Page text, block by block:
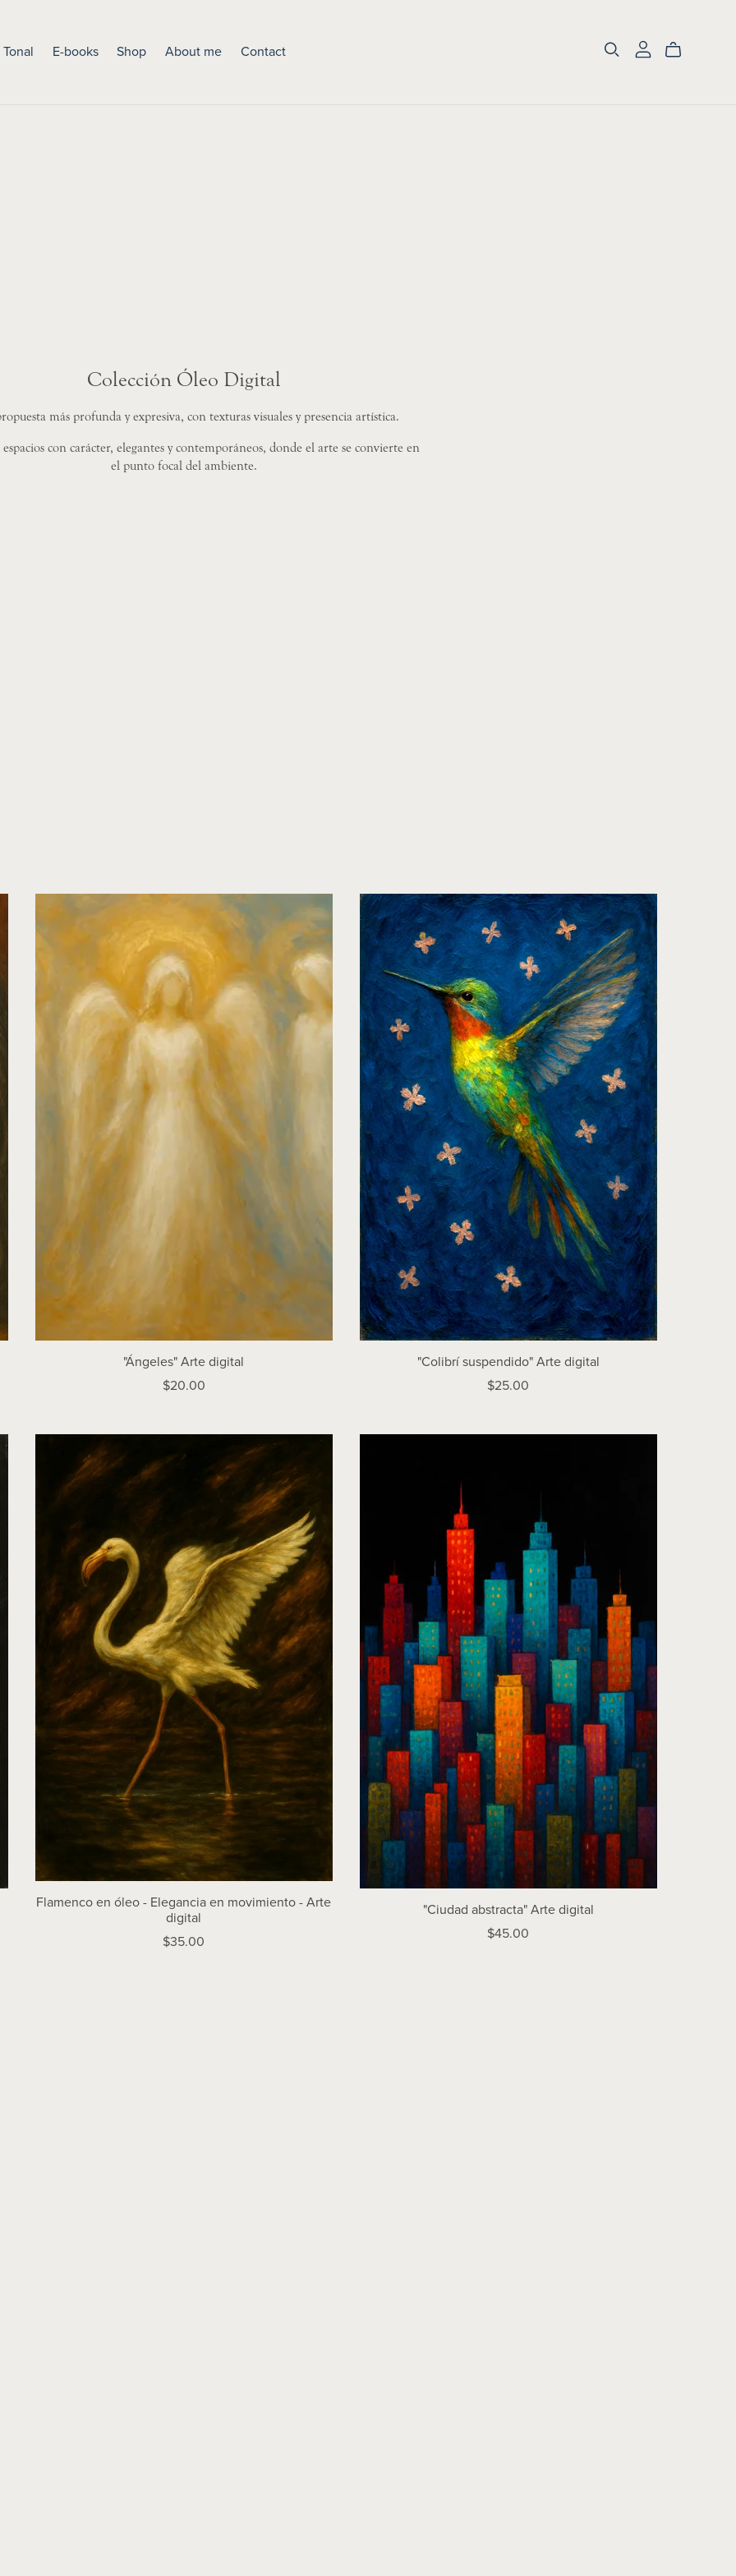
E-books Shop About me Contact
Colección Óleo Digital
más profunda y expresiva, con texturas visuales y presencia artística.
con carácter, elegantes y contemporáneos, donde el arte se convierte en
el punto focal del ambiente.
"Ángeles" Arte digital
$20.00
"Colibrí suspendido" Arte digital
$25.00
Flamenco en óleo - Elegancia en movimiento - Arte
digital
$35.00
"Ciudad abstracta" Arte digital
$45.00